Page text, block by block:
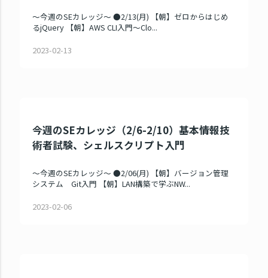
～今週のSEカレッジ～ ●2/13(月) 【朝】ゼロからはじめ
るjQuery 【朝】AWS CLI入門～Clo...
2023-02-13
今週のSEカレッジ（2/6-2/10）基本情報技
術者試験、シェルスクリプト入門
～今週のSEカレッジ～ ●2/06(月) 【朝】バージョン管理
システム Git入門 【朝】LAN構築で学ぶNW...
2023-02-06